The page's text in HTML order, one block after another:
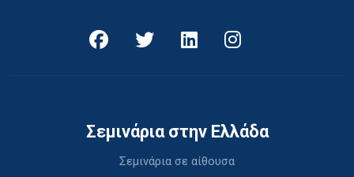
Σεμινάρια στην Ελλάδα
Σεμινάρια σε αίθουσα